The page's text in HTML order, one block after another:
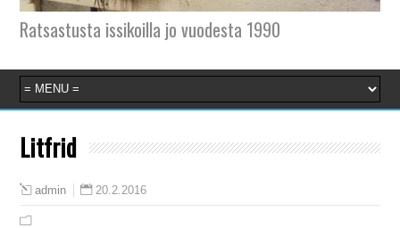
Ratsastusta issikoilla jo vuodesta 1990
Litfrid
admin 20.2.2016